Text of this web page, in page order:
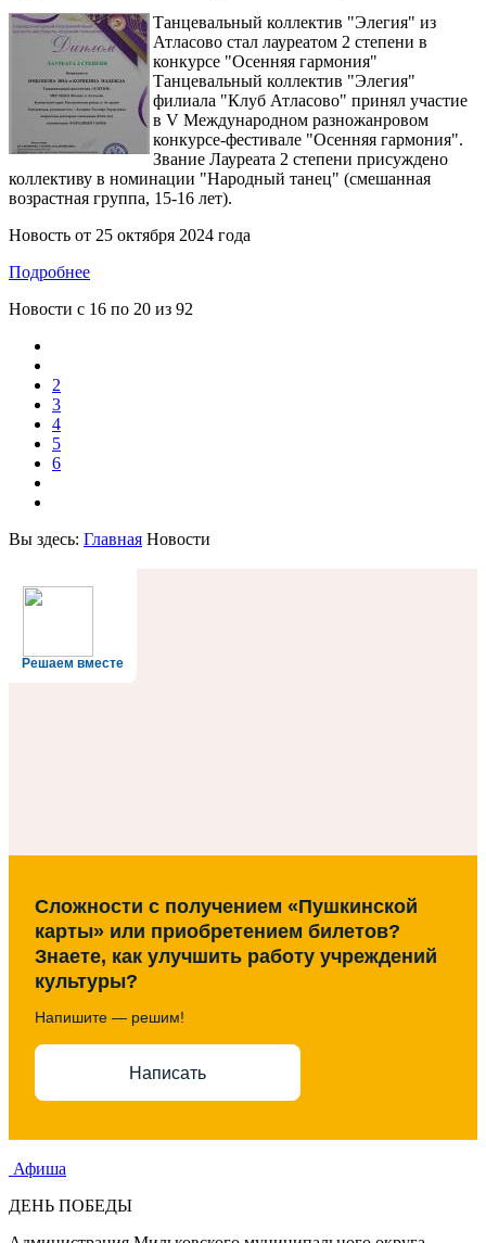
Танцевальный коллектив "Элегия" из
Атласово стал лауреатом 2 степени в
конкурсе "Осенняя гармония"
Танцевальный коллектив "Элегия"
филиала "Клуб Атласово" принял участие
в V Международном разножанровом
конкурсе-фестивале "Осенняя гармония".
Звание Лауреата 2 степени присуждено
коллективу в номинации "Народный танец" (смешанная
возрастная группа, 15-16 лет).
Новость от 25 октября 2024 года
Подробнее
Новости с 16 по 20 из 92
2
3
4
5
6
Вы здесь: Главная Новости
Решаем вместе
Сложности с получением «Пушкинской
карты» или приобретением билетов?
Знаете, как улучшить работу учреждений
культуры?
Напишите — решим!
Написать
Афиша
ДЕНЬ ПОБЕДЫ